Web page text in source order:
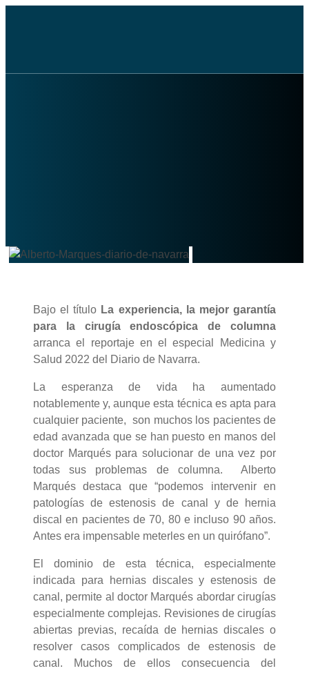
Bajo el título La experiencia, la mejor garantía
para la cirugía endoscópica de columna
arranca el reportaje en el especial Medicina y
Salud 2022 del Diario de Navarra.
La esperanza de vida ha aumentado
notablemente y, aunque esta técnica es apta para
cualquier paciente, son muchos los pacientes de
edad avanzada que se han puesto en manos del
doctor Marqués para solucionar de una vez por
todas sus problemas de columna. Alberto
Marqués destaca que “podemos intervenir en
patologías de estenosis de canal y de hernia
discal en pacientes de 70, 80 e incluso 90 años.
Antes era impensable meterles en un quirófano”.
El dominio de esta técnica, especialmente
indicada para hernias discales y estenosis de
canal, permite al doctor Marqués abordar cirugías
especialmente complejas. Revisiones de cirugías
abiertas previas, recaída de hernias discales o
resolver casos complicados de estenosis de
canal. Muchos de ellos consecuencia del